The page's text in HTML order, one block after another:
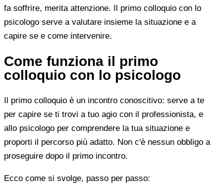
fa soffrire, merita attenzione. Il primo colloquio con lo
psicologo serve a valutare insieme la situazione e a
capire se e come intervenire.
Come funziona il primo
colloquio con lo psicologo
Il primo colloquio è un incontro conoscitivo: serve a te
per capire se ti trovi a tuo agio con il professionista, e
allo psicologo per comprendere la tua situazione e
proporti il percorso più adatto. Non c'è nessun obbligo a
proseguire dopo il primo incontro.
Ecco come si svolge, passo per passo: